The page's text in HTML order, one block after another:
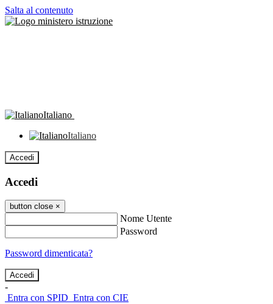
Salta al contenuto
Italiano
Italiano
Accedi
Accedi
button close ×
Nome Utente
Password
Password dimenticata?
-
Entra con SPID Entra con CIE